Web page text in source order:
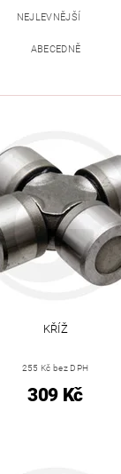
NEJLEVNĚJŠÍ
ABECEDNĚ
KŘÍŽ
255 Kč bez DPH
309 Kč